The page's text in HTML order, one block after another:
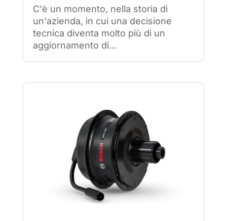
C'è un momento, nella storia di
un'azienda, in cui una decisione
tecnica diventa molto più di un
aggiornamento di...